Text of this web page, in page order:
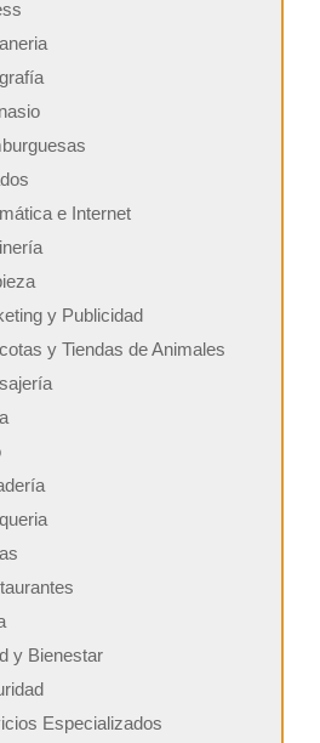
e Internet
y Publicidad
y Tiendas de Animales
y Bienestar
Especializados